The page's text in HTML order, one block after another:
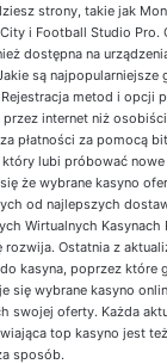
strony, takie jak
i Football Studio Pro.
dostępna na
są najpopularniejsze
metod i opcji
internet niż
płatności za pomocą
lubi próbować
że wybrane kasyno
od najlepszych
Wirtualnych Kasynach
rozwija. Ostatnia z
do kasyna, poprzez które
się wybrane kasyno
swojej oferty. Każda
top kasyno jest
sposób.